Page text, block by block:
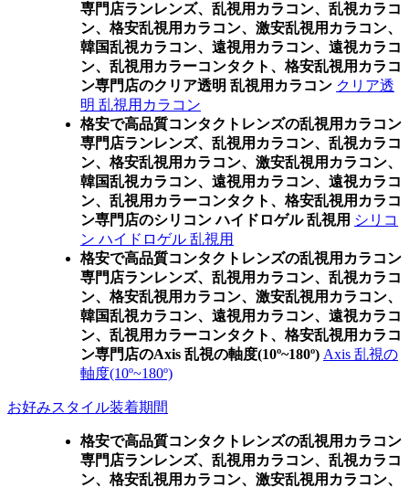
専門店ランレンズ、乱視用カラコン、乱視カラコ
ン、格安乱視用カラコン、激安乱視用カラコン、
韓国乱視カラコン、遠視用カラコン、遠視カラコ
ン、乱視用カラーコンタクト、格安乱視用カラコ
ン専門店のクリア透明 乱視用カラコン クリア透
明 乱視用カラコン
格安で高品質コンタクトレンズの乱視用カラコン
専門店ランレンズ、乱視用カラコン、乱視カラコ
ン、格安乱視用カラコン、激安乱視用カラコン、
韓国乱視カラコン、遠視用カラコン、遠視カラコ
ン、乱視用カラーコンタクト、格安乱視用カラコ
ン専門店のシリコン ハイドロゲル 乱視用 シリコ
ン ハイドロゲル 乱視用
格安で高品質コンタクトレンズの乱視用カラコン
専門店ランレンズ、乱視用カラコン、乱視カラコ
ン、格安乱視用カラコン、激安乱視用カラコン、
韓国乱視カラコン、遠視用カラコン、遠視カラコ
ン、乱視用カラーコンタクト、格安乱視用カラコ
ン専門店のAxis 乱視の軸度(10º~180º) Axis 乱視の
軸度(10º~180º)
お好みスタイル装着期間
格安で高品質コンタクトレンズの乱視用カラコン
専門店ランレンズ、乱視用カラコン、乱視カラコ
ン、格安乱視用カラコン、激安乱視用カラコン、